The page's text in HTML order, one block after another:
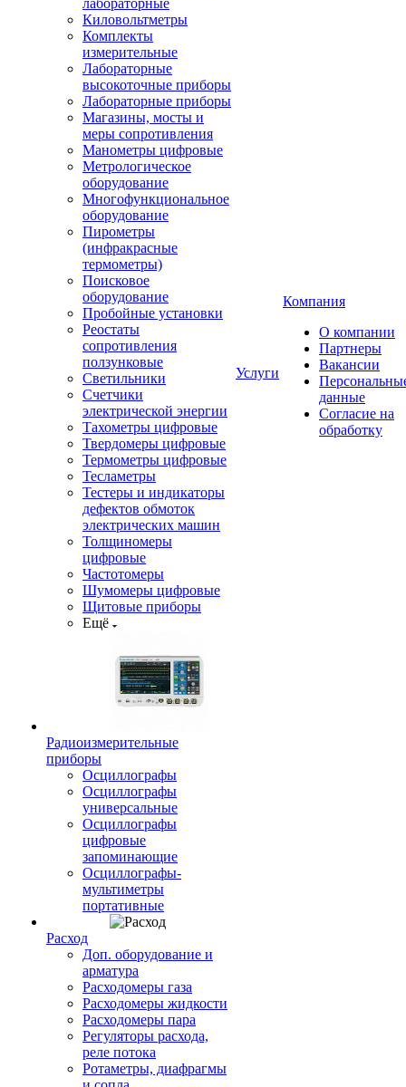
лабораторные
Киловольтметры
Комплекты
измерительные
Лабораторные
высокоточные приборы
Лабораторные приборы
Магазины, мосты и
меры сопротивления
Манометры цифровые
Метрологическое
оборудование
Многофункциональное
оборудование
Пирометры
(инфракрасные
термометры)
Поисковое
оборудование
Пробойные установки
Реостаты
сопротивления
ползунковые
Светильники
Счетчики
электрической энергии
Тахометры цифровые
Твердомеры цифровые
Термометры цифровые
Тесламетры
Тестеры и индикаторы
дефектов обмоток
электрических машин
Толщиномеры
цифровые
Частотомеры
Шумомеры цифровые
Щитовые приборы
Ещё
Радиоизмерительные
приборы
Осциллографы
Осциллографы
универсальные
Осциллографы
цифровые
запоминающие
Осциллографы-
мультиметры
портативные
Расход
Доп. оборудование и
арматура
Расходомеры газа
Расходомеры жидкости
Расходомеры пара
Регуляторы расхода,
реле потока
Ротаметры, диафрагмы
Услуги
Компания
О компании
Партнеры
Вакансии
данные
Согласие на
обработку